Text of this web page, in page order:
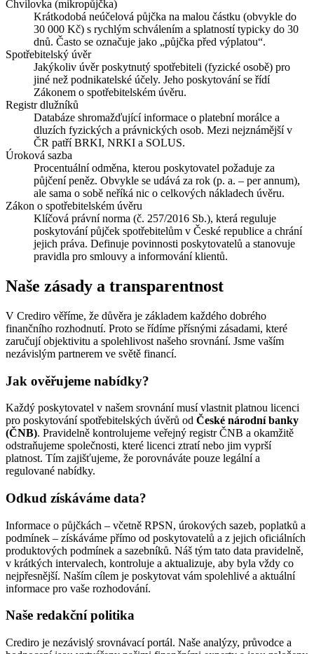
Chvilovka (mikropůjčka)
Krátkodobá neúčelová půjčka na malou částku (obvykle do
30 000 Kč) s rychlým schválením a splatností typicky do 30
dnů. Často se označuje jako „půjčka před výplatou“.
Spotřebitelský úvěr
Jakýkoliv úvěr poskytnutý spotřebiteli (fyzické osobě) pro
jiné než podnikatelské účely. Jeho poskytování se řídí
Zákonem o spotřebitelském úvěru.
Registr dlužníků
Databáze shromažďující informace o platební morálce a
dluzích fyzických a právnických osob. Mezi nejznámější v
ČR patří BRKI, NRKI a SOLUS.
Úroková sazba
Procentuální odměna, kterou poskytovatel požaduje za
půjčení peněz. Obvykle se udává za rok (p. a. – per annum),
ale sama o sobě neříká nic o celkových nákladech úvěru.
Zákon o spotřebitelském úvěru
Klíčová právní norma (č. 257/2016 Sb.), která reguluje
poskytování půjček spotřebitelům v České republice a chrání
jejich práva. Definuje povinnosti poskytovatelů a stanovuje
pravidla pro smlouvy a informování klientů.
Naše zásady a transparentnost
V Crediro věříme, že důvěra je základem každého dobrého
finančního rozhodnutí. Proto se řídíme přísnými zásadami, které
zaručují objektivitu a spolehlivost našeho srovnání. Jsme vaším
nezávislým partnerem ve světě financí.
Jak ověřujeme nabídky?
Každý poskytovatel v našem srovnání musí vlastnit platnou licenci
pro poskytování spotřebitelských úvěrů od České národní banky
(ČNB). Pravidelně kontrolujeme veřejný registr ČNB a okamžitě
odstraňujeme společnosti, které licenci ztratí nebo jim vyprší
platnost. Tím zajišťujeme, že porovnáváte pouze legální a
regulované nabídky.
Odkud získáváme data?
Informace o půjčkách – včetně RPSN, úrokových sazeb, poplatků a
podmínek – získáváme přímo od poskytovatelů a z jejich oficiálních
produktových podmínek a sazebníků. Náš tým tato data pravidelně,
v krátkých intervalech, kontroluje a aktualizuje, aby byla vždy co
nejpřesnější. Naším cílem je poskytovat vám spolehlivé a aktuální
informace pro vaše rozhodování.
Naše redakční politika
Crediro je nezávislý srovnávací portál. Naše analýzy, průvodce a